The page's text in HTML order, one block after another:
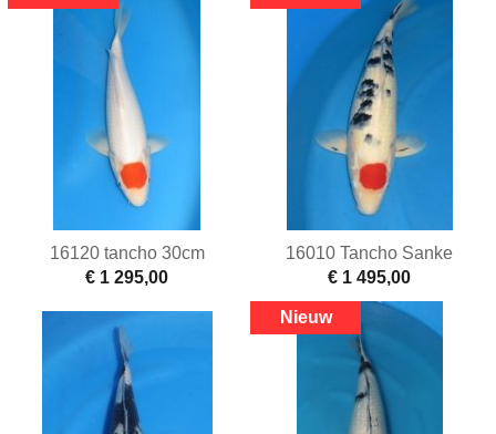
16120 tancho 30cm
€ 1 295,00
16010 Tancho Sanke
€ 1 495,00